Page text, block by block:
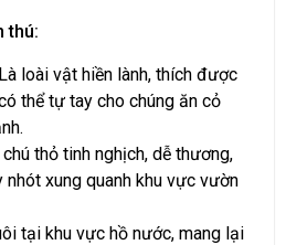
thú:
Là loài vật hiền lành, thích được
thể tự tay cho chúng ăn cỏ
thỏ tinh nghịch, dễ thương,
nhót xung quanh khu vực vườn
tại khu vực hồ nước, mang lại